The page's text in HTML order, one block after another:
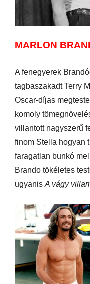
MARLON
A fenegyerek
tagbaszakadt Terry
Oscar-díjas
komoly
villantott nagyszerű
finom Stella hogyan
faragatlan bunkó
Brando tökéletes
ugyanis A vágy